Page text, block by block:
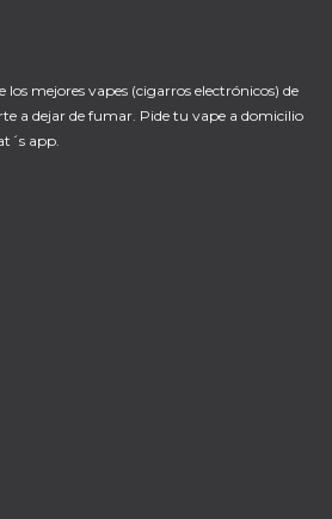
los mejores vapes (cigarros electrónicos) de
a dejar de fumar. Pide tu vape a domicilio
app.